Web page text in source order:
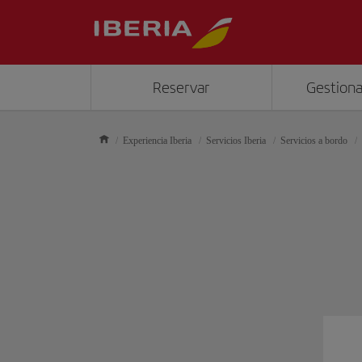
Reservar
Experiencia Iberia Servicios Iberia Servicios a bordo